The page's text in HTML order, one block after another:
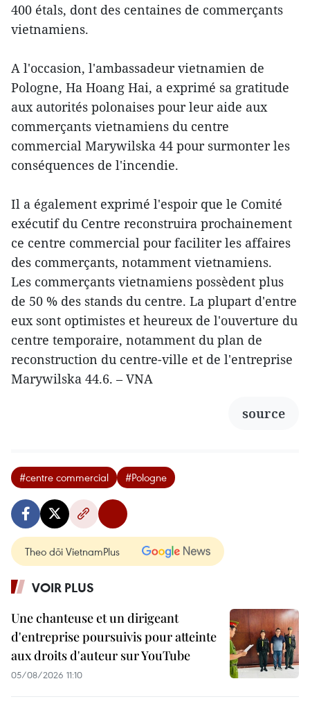
400 étals, dont des centaines de commerçants
vietnamiens.
A l'occasion, l'ambassadeur vietnamien de
Pologne, Ha Hoang Hai, a exprimé sa gratitude
aux autorités polonaises pour leur aide aux
commerçants vietnamiens du centre
commercial Marywilska 44 pour surmonter les
conséquences de l'incendie.
Il a également exprimé l'espoir que le Comité
exécutif du Centre reconstruira prochainement
ce centre commercial pour faciliter les affaires
des commerçants, notamment vietnamiens.
Les commerçants vietnamiens possèdent plus
de 50 % des stands du centre. La plupart d'entre
eux sont optimistes et heureux de l'ouverture du
centre temporaire, notamment du plan de
reconstruction du centre-ville et de l'entreprise
Marywilska 44.6. – VNA
source
#centre commercial #Pologne
Theo dõi VietnamPlus
VOIR PLUS
Une chanteuse et un dirigeant
d'entreprise poursuivis pour atteinte
aux droits d'auteur sur YouTube
05/08/2026 11:10